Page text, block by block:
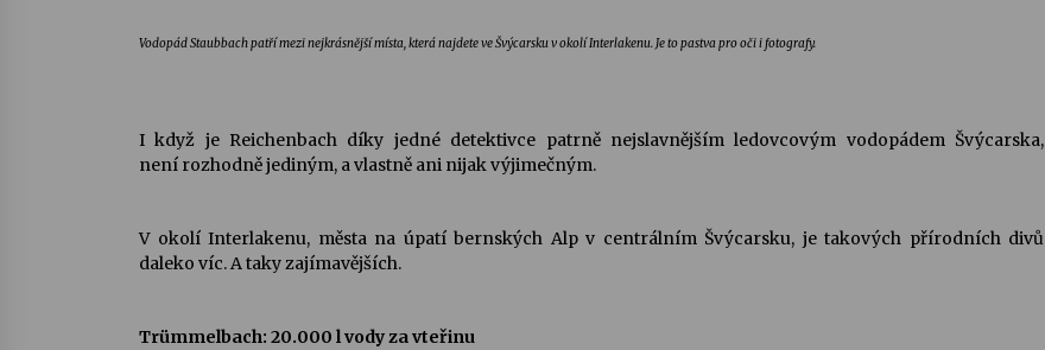
Vodopád Staubbach patří mezi nejkrásnější místa, která najdete ve Švýcarsku v okolí Interlakenu. Je to pastva pro oči i fotografy.
I když je Reichenbach díky jedné detektivce patrně nejslavnějším ledovcovým vodopádem Švýcarska,
není rozhodně jediným, a vlastně ani nijak výjimečným.
V okolí Interlakenu, města na úpatí bernských Alp v centrálním Švýcarsku, je takových přírodních divů
daleko víc. A taky zajímavějších.
Trümmelbach: 20.000 l vody za vteřinu